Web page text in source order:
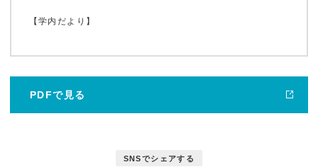
鹿大ジャーナル
【学内だより】
PDFで見る